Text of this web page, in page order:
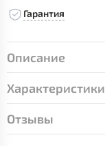
Гарантия
Описание
Характеристики
Отзывы